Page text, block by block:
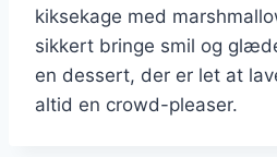
kiksekage med
sikkert bringe smil og
en dessert, der er let at
altid en crowd-pleaser.